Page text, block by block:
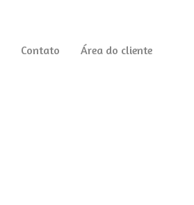
Contato Área do cliente